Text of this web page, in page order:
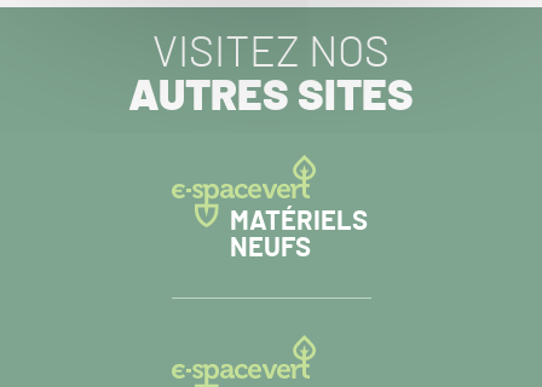
VISITEZ NOS
AUTRES SITES
MATÉRIELS
NEUFS